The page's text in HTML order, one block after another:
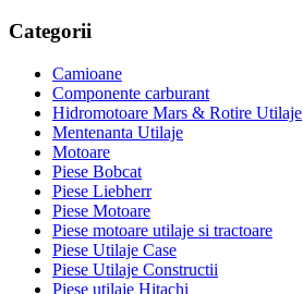
Categorii
Camioane
Componente carburant
Hidromotoare Mars & Rotire Utilaje
Mentenanta Utilaje
Motoare
Piese Bobcat
Piese Liebherr
Piese Motoare
Piese motoare utilaje si tractoare
Piese Utilaje Case
Piese Utilaje Constructii
Piese utilaje Hitachi